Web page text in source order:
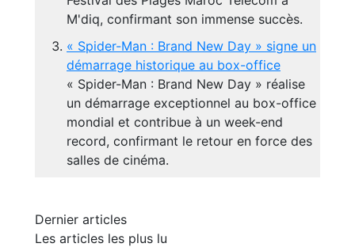
M'diq, confirmant son immense succès.
« Spider-Man : Brand New Day » signe un
démarrage historique au box-office
« Spider-Man : Brand New Day » réalise
un démarrage exceptionnel au box-office
mondial et contribue à un week-end
record, confirmant le retour en force des
salles de cinéma.
Dernier articles
Les articles les plus lu